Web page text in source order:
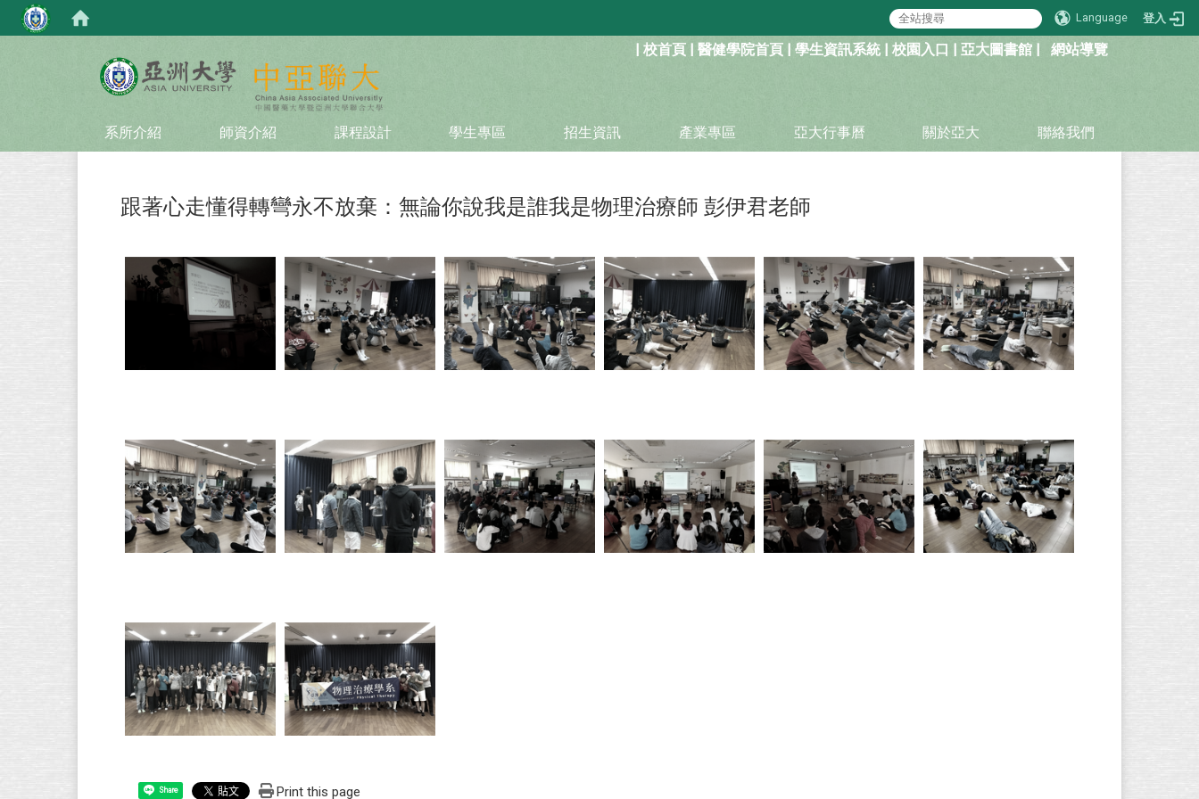
Language 登入
| 校首頁 | 醫健學院首頁 | 學生資訊系統| 校園入口 | 亞大圖書館 | 網站導覽
系所介紹 師資介紹 課程設計 學生專區 招生資訊 產業專區 亞大行事曆 關於亞大 聯絡我們
跟著心走懂得轉彎永不放棄：無論你說我是誰我是物理治療師 彭伊君老師
Share Print this page